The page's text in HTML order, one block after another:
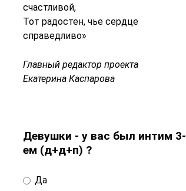
счастливой,
Тот радостен, чье сердце
справедливо»
Главный редактор проекта
Екатерина Каспарова
Девушки - у вас был интим 3-
ем (д+д+п) ?
Да